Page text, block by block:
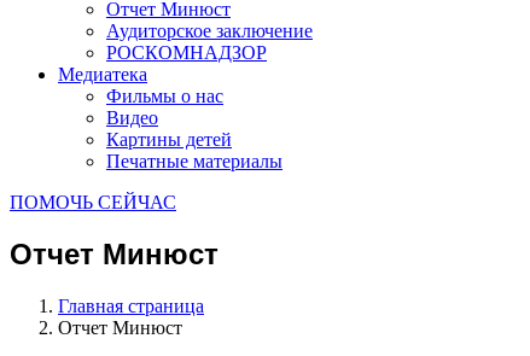
Отчет Минюст
Аудиторское заключение
РОСКОМНАДЗОР
Медиатека
Фильмы о нас
Видео
Картины детей
Печатные материалы
ПОМОЧЬ СЕЙЧАС
Отчет Минюст
Главная страница
Отчет Минюст